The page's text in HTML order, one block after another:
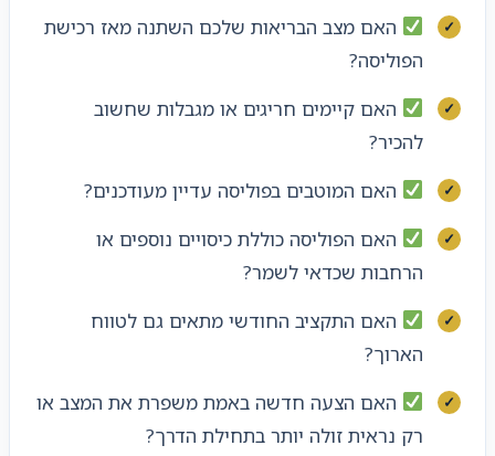
האם מצב הבריאות שלכם השתנה מאז רכישת
הפוליסה?
האם קיימים חריגים או מגבלות שחשוב
להכיר?
האם המוטבים בפוליסה עדיין מעודכנים?
האם הפוליסה כוללת כיסויים נוספים או
הרחבות שכדאי לשמר?
האם התקציב החודשי מתאים גם לטווח
הארוך?
האם הצעה חדשה באמת משפרת את המצב או
רק נראית זולה יותר בתחילת הדרך?